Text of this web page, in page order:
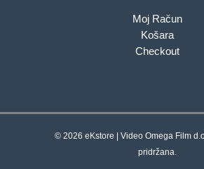
Moj Račun
Košara
Checkout
© 2026 eKstore | Video Omega Film
pridržana.